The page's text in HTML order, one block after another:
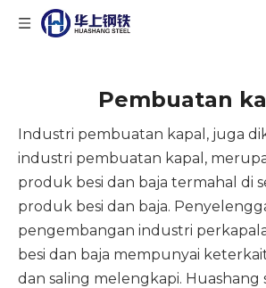
Pembuatan
Industri pembuatan kapal, juga
industri pembuatan kapal,
produk besi dan baja termahal di
produk besi dan baja.
pengembangan industri
besi dan baja mempunyai
dan saling melengkapi. Huashang